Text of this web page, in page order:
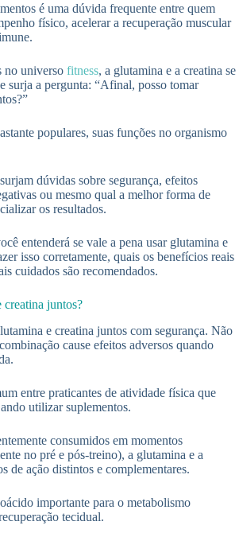
é uma dúvida frequente entre quem
físico, acelerar a recuperação muscular
no universo fitness, a glutamina e a creatina se
surja a pergunta: “Afinal, posso tomar
populares, suas funções no organismo
dúvidas sobre segurança, efeitos
ou mesmo qual a melhor forma de
os resultados.
entenderá se vale a pena usar glutamina e
isso corretamente, quais os benefícios reais
cuidados são recomendados.
creatina juntos?
e creatina juntos com segurança. Não
cause efeitos adversos quando
entre praticantes de atividade física que
utilizar suplementos.
consumidos em momentos
no pré e pós-treino), a glutamina e a
de ação distintos e complementares.
importante para o metabolismo
tecidual.